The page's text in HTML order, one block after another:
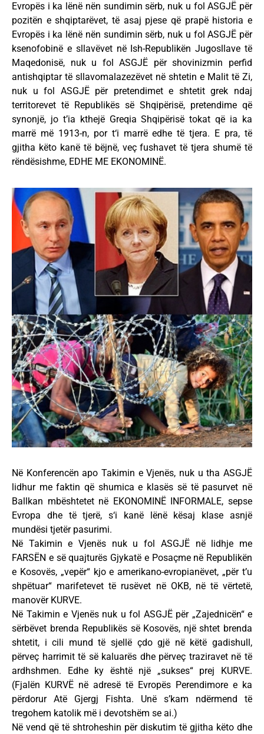
Evropës i ka lënë nën sundimin sërb, nuk u fol ASGJË për
pozitën e shqiptarëvet, të asaj pjese që prapë historia e
Evropës i ka lënë nën sundimin sërb, nuk u fol ASGJË për
ksenofobinë e sllavëvet në Ish-Republikën Jugosllave të
Maqedonisë, nuk u fol ASGJË për shovinizmin perfid
antishqiptar të sllavomalazezëvet në shtetin e Malit të Zi,
nuk u fol ASGJË për pretendimet e shtetit grek ndaj
territorevet të Republikës së Shqipërisë, pretendime që
synonjë, jo t’ia kthejë Greqia Shqipërisë tokat që ia ka
marrë më 1913-n, por t‘i marrë edhe të tjera. E pra, të
gjitha këto kanë të bëjnë, veç fushavet të tjera shumë të
rëndësishme, EDHE ME EKONOMINË.
Në Konferencën apo Takimin e Vjenës, nuk u tha ASGJË
lidhur me faktin që shumica e klasës së të pasurvet në
Ballkan mbështetet në EKONOMINË INFORMALE, sepse
Evropa dhe të tjerë, s‘i kanë lënë kësaj klase asnjë
mundësi tjetër pasurimi.
Në Takimin e Vjenës nuk u fol ASGJË në lidhje me
FARSËN e së quajturës Gjykatë e Posaçme në Republikën
e Kosovës, „vepër“ kjo e amerikano-evropianëvet, „për t’u
shpëtuar“ marifetevet të rusëvet në OKB, në të vërtetë,
manovër KURVE.
Në Takimin e Vjenës nuk u fol ASGJË për „Zajednicën“ e
sërbëvet brenda Republikës së Kosovës, një shtet brenda
shtetit, i cili mund të sjellë çdo gjë në këtë gadishull,
përveç harrimit të së kaluarës dhe përveç traziravet në të
ardhshmen. Edhe ky është një „sukses“ prej KURVE.
(Fjalën KURVË në adresë të Evropës Perendimore e ka
përdorur Atë Gjergj Fishta. Unë s’kam ndërmend të
tregohem katolik më i devotshëm se ai.)
Në vend që të shtroheshin për diskutim të gjitha këto dhe